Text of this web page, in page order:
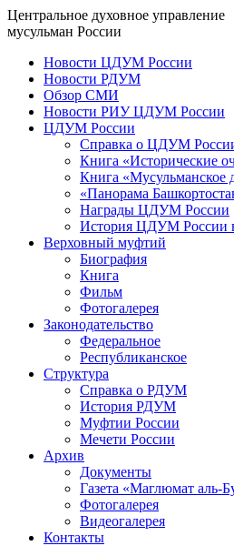
Центральное духовное управление
мусульман России
Новости ЦДУМ России
Новости РДУМ
Обзор СМИ
Новости РИУ ЦДУМ России
ЦДУМ России
Справка о ЦДУМ
Книга «Исторические
Книга «Мусульманское
«Панорама
Награды ЦДУМ России
История ЦДУМ России
Верховный муфтий
Биография
Книга
Фильм
Фотогалерея
Законодательство
Федеральное
Республиканское
Структура
Справка о РДУМ
История РДУМ
Муфтии России
Мечети России
Архив
Документы
Газета «Маглюмат аль-
Фотогалерея
Видеогалерея
Контакты